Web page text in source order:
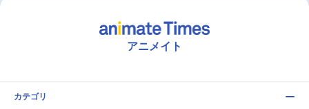
アニメイト
カテゴリ